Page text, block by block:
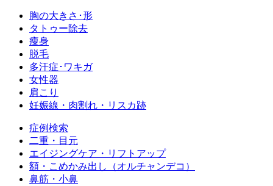
胸の大きさ･形
タトゥー除去
痩身
脱毛
多汗症･ワキガ
女性器
肩こり
妊娠線・肉割れ・リスカ跡
症例検索
二重・目元
エイジングケア・リフトアップ
額・こめかみ出し（オルチャンデコ）
鼻筋・小鼻